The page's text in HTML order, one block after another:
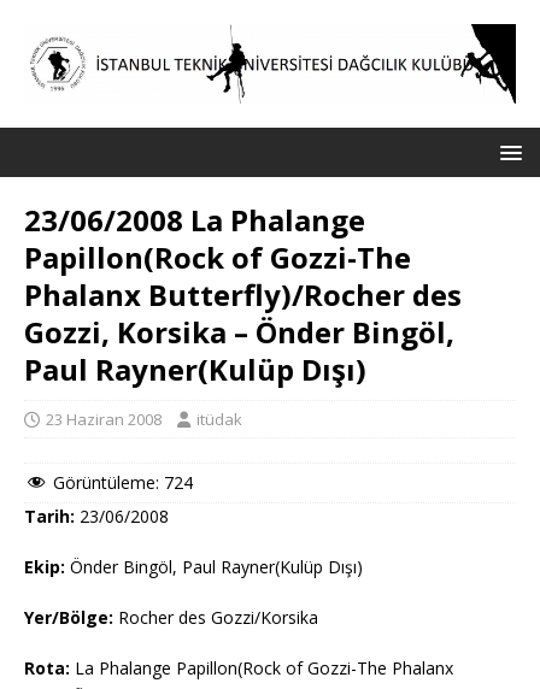
23/06/2008 La Phalange
Papillon(Rock of Gozzi-The
Phalanx Butterfly)/Rocher des
Gozzi, Korsika – Önder Bingöl,
Paul Rayner(Kulüp Dışı)
23 Haziran 2008 itüdak
Görüntüleme: 724
Tarih: 23/06/2008
Ekip: Önder Bingöl, Paul Rayner(Kulüp Dışı)
Yer/Bölge: Rocher des Gozzi/Korsika
Rota: La Phalange Papillon(Rock of Gozzi-The Phalanx